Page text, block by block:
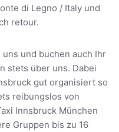
di Legno / Italy und
retour.
und buchen auch Ihr
stets über uns. Dabei
gut organisiert so
reibungslos von
Innsbruck München
Gruppen bis zu 16